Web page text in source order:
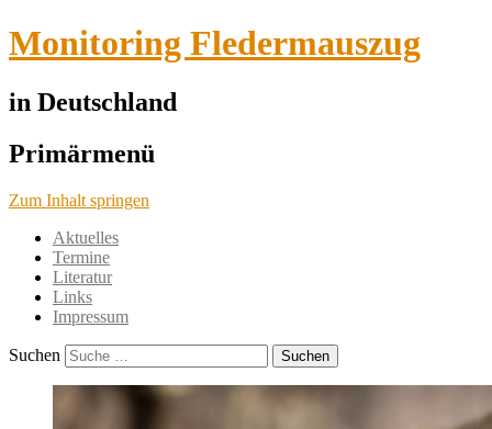
Monitoring Fledermauszug
in Deutschland
Primärmenü
Zum Inhalt springen
Aktuelles
Termine
Literatur
Links
Impressum
Suchen